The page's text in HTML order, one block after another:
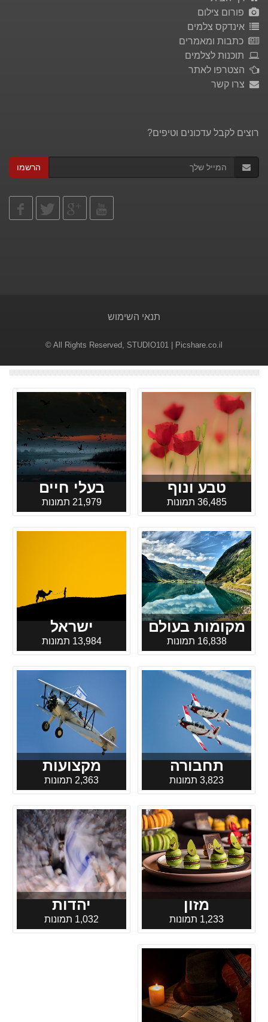
פורום צילום
אינדקס צלמים
כתבות ומאמרים
תוכנות לצלמים
הצטרפו לאתר
צרו קשר
רוצים לקבל עדכונים וטיפים?
הרשמו
תנאי השימוש
© All Rights Reserved, STUDIO101 | Picshare.co.il
טבע ונוף
36,485 תמונות
בעלי חיים
21,979 תמונות
מקומות בעולם
16,838 תמונות
ישראל
13,984 תמונות
תחבורה
3,823 תמונות
מקצועות
2,363 תמונות
מזון
1,233 תמונות
יהדות
1,032 תמונות